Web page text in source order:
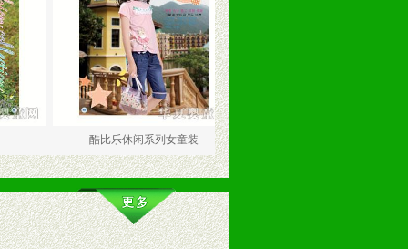
酷比乐休闲系列女童装